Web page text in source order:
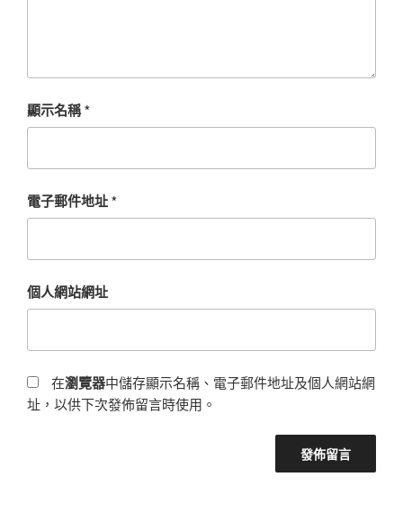
顯示名稱*
電子郵件地址*
個人網站網址
在瀏覽器中儲存顯示名稱、電子郵件地址及個人網站網
址，以供下次發佈留言時使用。